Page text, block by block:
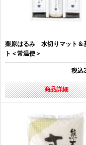
栗原はるみ 水切りマット＆
ト＜常温便＞
税込
商品詳細